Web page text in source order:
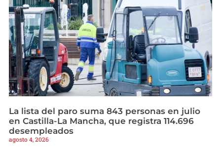
La lista del paro suma 843 personas en julio
en Castilla-La Mancha, que registra 114.696
desempleados
agosto 4, 2026